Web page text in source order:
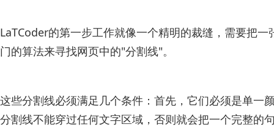
LaTCoder的第一步工作就像一个精明的裁缝，需要把
门的算法来寻找网页中的"分割线"。
这些分割线必须满足几个条件：首先，它们必须是单一
分割线不能穿过任何文字区域，否则就会把一个完整的